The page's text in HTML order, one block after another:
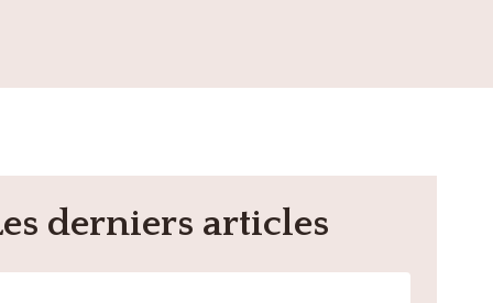
derniers articles